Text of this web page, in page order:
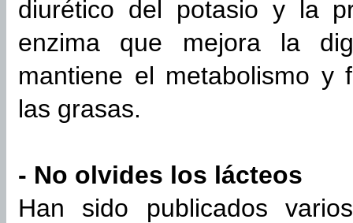
diurético del potasio y la
enzima que mejora la
mantiene el metabolismo y
las grasas.
- No olvides los lácteos
Han sido publicados